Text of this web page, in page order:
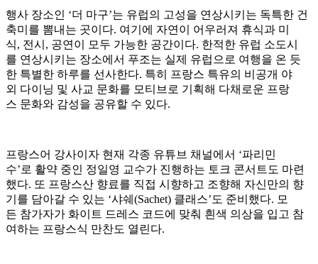
행사 장소인 ‘더 마구’는 유럽의 고성을 연상시키는 독특한 건
축미를 뽐내는 곳이다. 여기에 자연이 어우러져 휴식과 미
식, 전시, 공연이 모두 가능한 공간이다. 한적한 유럽 소도시
를 연상시키는 장소에서 푸조는 실제 유럽으로 여행을 온 듯
한 특별한 하루를 선사한다. 특히 프랑스 특유의 비공개 야
외 다이닝 및 사교 문화를 모티브로 기획해 다채로운 프랑
스 문화와 감성을 공유할 수 있다.
프랑스어 강사이자 현재 각종 유튜브 채널에서 ‘파리민
수’로 활약 중인 정일영 교수가 진행하는 토크 콘서트도 마련
했다. 또 프랑스산 향료를 직접 시향하고 조향해 자신만의 향
기를 담아갈 수 있는 ‘샤쉐(Sachet) 클래스’도 준비했다. 모
든 참가자가 화이트 드레스 코드에 맞춰 흰색 의상을 입고 참
여하는 프랑스식 만찬도 열린다.